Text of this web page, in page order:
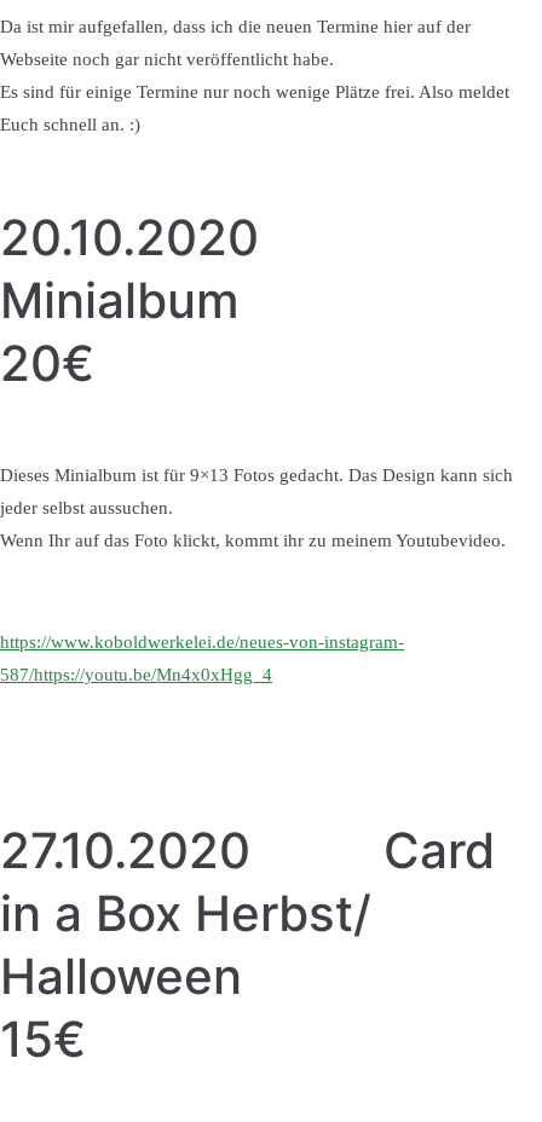
Da ist mir aufgefallen, dass ich die neuen Termine hier auf der
Webseite noch gar nicht veröffentlicht habe.
Es sind für einige Termine nur noch wenige Plätze frei. Also meldet
Euch schnell an. :)
20.10.2020
Minialbum
20€
Dieses Minialbum ist für 9×13 Fotos gedacht. Das Design kann sich
jeder selbst aussuchen.
Wenn Ihr auf das Foto klickt, kommt ihr zu meinem Youtubevideo.
https://www.koboldwerkelei.de/neues-von-instagram-
587/https://youtu.be/Mn4x0xHgg_4
27.10.2020 Card
in a Box Herbst/
Halloween
15€